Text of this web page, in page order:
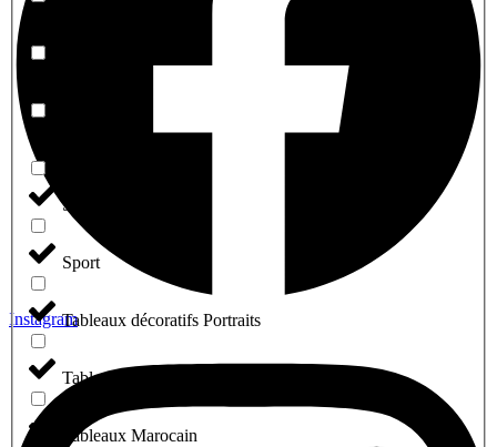
Salon De Coiffure
Sport
Tableaux décoratifs Portraits
Tableaux islamique
Tableaux Marocain
Instagram